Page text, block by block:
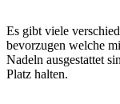
Es gibt viele
bevorzugen welche
Nadeln ausgestattet
Platz halten.